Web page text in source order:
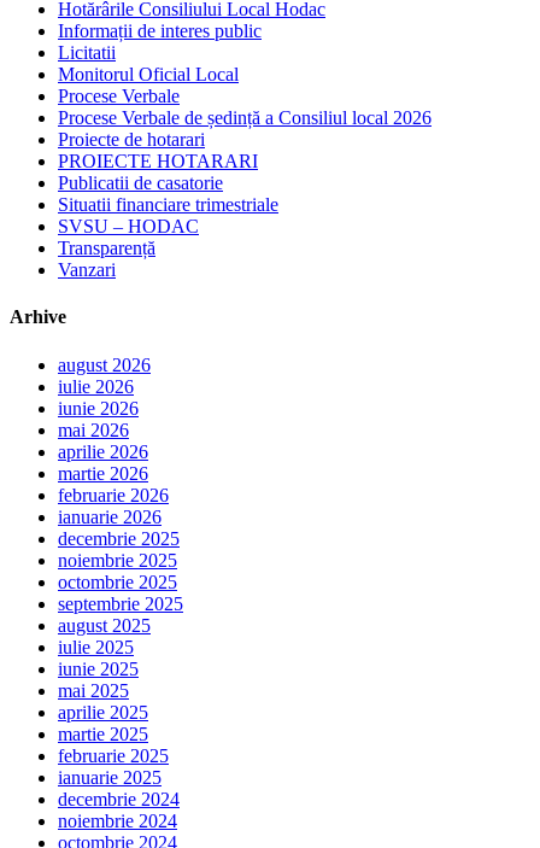
Hotărârile Consiliului Local Hodac
Informații de interes public
Licitatii
Monitorul Oficial Local
Procese Verbale
Procese Verbale de ședință a Consiliul local 2026
Proiecte de hotarari
PROIECTE HOTARARI
Publicatii de casatorie
Situatii financiare trimestriale
SVSU – HODAC
Transparență
Vanzari
Arhive
august 2026
iulie 2026
iunie 2026
mai 2026
aprilie 2026
martie 2026
februarie 2026
ianuarie 2026
decembrie 2025
noiembrie 2025
octombrie 2025
septembrie 2025
august 2025
iulie 2025
iunie 2025
mai 2025
aprilie 2025
martie 2025
februarie 2025
ianuarie 2025
decembrie 2024
noiembrie 2024
octombrie 2024